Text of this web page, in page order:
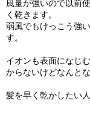
風量が強いので以前
く乾きます。
弱風でもけっこう強
す。
イオンも表面になじ
からないけどなんと
髪を早く乾かしたい